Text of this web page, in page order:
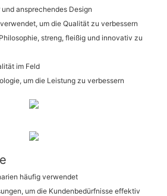
ansprechendes Design
um die Qualität zu verbessern
streng, fleißig und innovativ zu
im Feld
um die Leistung zu verbessern
häufig verwendet
um die Kundenbedürfnisse effektiv